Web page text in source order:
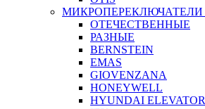
МИКРОПЕРЕКЛЮЧАТЕЛИ
ОТЕЧЕСТВЕННЫЕ
РАЗНЫЕ
BERNSTEIN
EMAS
GIOVENZANA
HONEYWELL
HYUNDAI ELEVATOR